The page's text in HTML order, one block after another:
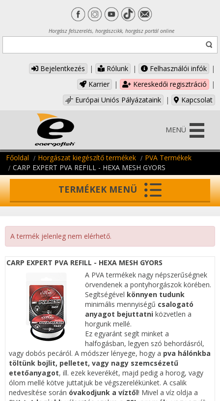
Horgász felszerelés, horgászcikk, horgász portál online
Bejelentkezés | Rólunk | Felhasználói infók
|
Karrier
| Kereskedői regisztráció
|
Európai Uniós Pályázataink
| Kapcsolat
MENÜ
Főoldal Horgászat kiegészítő termékek
PVA Termékek
CARP EXPERT PVA REFILL - HEXA MESH GYORS
TERMÉKEK MENÜ
A termék jelenleg nem elérhető.
CARP EXPERT PVA REFILL - HEXA MESH GYORS
A PVA termékek nagy népszerűségnek
örvendenek a pontyhorgászok körében.
Segítségével könnyen tudunk
minimális mennyiségű csalogató
anyagot bejuttatni közvetlen a
horgunk mellé.
Ez egyaránt segít minket a
halfogásban, legyen szó behordásról,
vagy dobós pecáról. A módszer lényege, hogy a pva hálónkba
töltünk bojlit, pelletet, vagy nagy szemcsézetű
etetőanyagot, ill. ezek keverékét, majd pedig a horog, vagy
ólom mellé kötve juttatjuk be végszerelékünket. A csalik
nedvesítése során óvakodjunk a víztől! Mivel a víz oldja a